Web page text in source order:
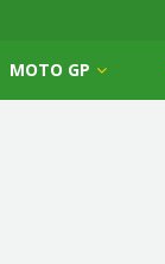
MOTO GP